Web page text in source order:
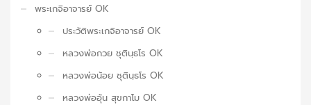
พระเกจิอาจารย์ OK
ประวัติพระเกจิอาจารย์ OK
หลวงพ่อกวย ชุตินฺธโร OK
หลวงพ่อน้อย ชุตินฺธโร OK
หลวงพ่ออุ้น สุขกาโม OK